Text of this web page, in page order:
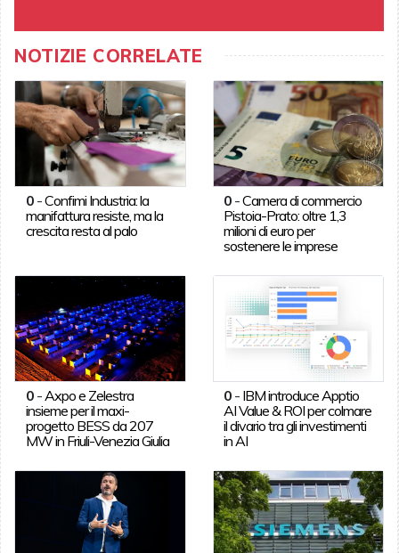
NOTIZIE CORRELATE
0-Confimi Industria: la
manifattura resiste, ma la
crescita resta al palo
0 -Camera di commercio
Pistoia-Prato: oltre 1,3
milioni di euro per
sostenere le imprese
0- Axpo e Zelestra
insieme per il maxi-
progetto BESS da 207
MW in Friuli-Venezia Giulia
0 - IBM introduce Apptio
AI Value & ROI per colmare
il divario tra gli investimenti
in AI